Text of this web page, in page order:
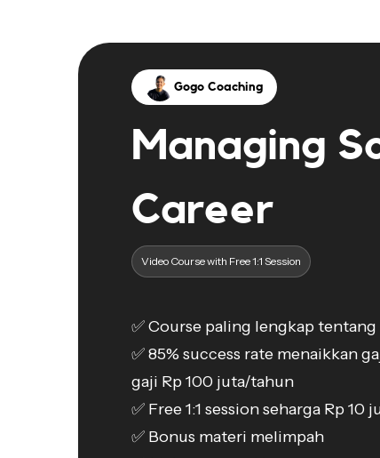
Gogo Coaching
Managing
Career
Video Course with Free 1:1 Session
✅ Course paling lengkap
✅ 85% success rate menaikkan
gaji Rp 100 juta/tahun
✅ Free 1:1 session seharga Rp 10
✅ Bonus materi melimpah